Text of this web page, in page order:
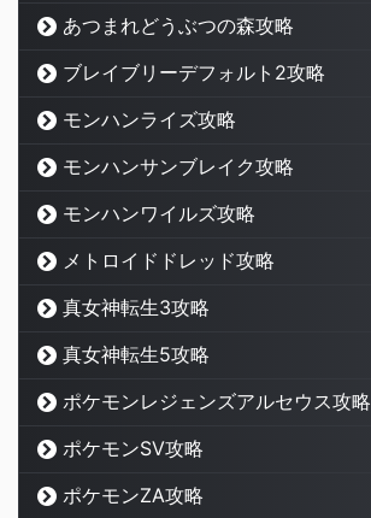
あつまれどうぶつの森攻略
ブレイブリーデフォルト2攻略
モンハンライズ攻略
モンハンサンブレイク攻略
モンハンワイルズ攻略
メトロイドドレッド攻略
真女神転生3攻略
真女神転生5攻略
ポケモンレジェンズアルセウス攻略
ポケモンSV攻略
ポケモンZA攻略